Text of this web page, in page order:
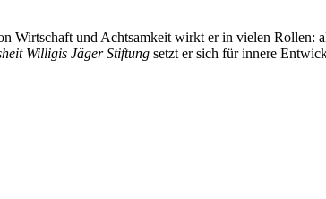
Wirtschaft und Achtsamkeit wirkt er in vielen
Willigis Jäger Stiftung setzt er sich für innere